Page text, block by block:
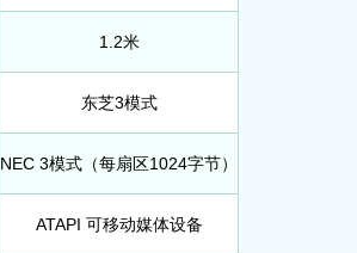
1.2米
东芝3模式
NEC 3模式（每扇区1024字节）
ATAPI 可移动媒体设备